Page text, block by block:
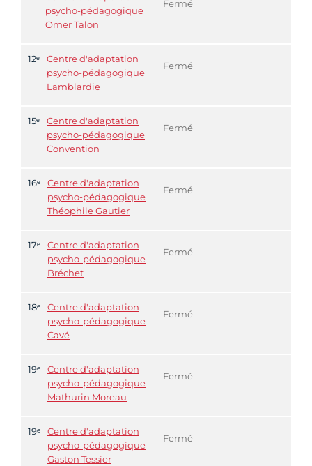
psycho-pédagogique
Omer Talon
Fermé
12ᵉ
Centre d'adaptation
psycho-pédagogique
Lamblardie
Fermé
15ᵉ
Centre d'adaptation
psycho-pédagogique
Convention
Fermé
16ᵉ
Centre d'adaptation
psycho-pédagogique
Théophile Gautier
Fermé
17ᵉ
Centre d'adaptation
psycho-pédagogique
Bréchet
Fermé
18ᵉ
Centre d'adaptation
psycho-pédagogique
Cavé
Fermé
19ᵉ
Centre d'adaptation
psycho-pédagogique
Mathurin Moreau
Fermé
19ᵉ
Centre d'adaptation
psycho-pédagogique
Gaston Tessier
Fermé